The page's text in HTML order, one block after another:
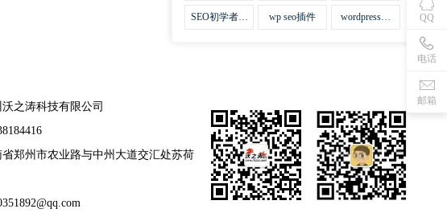
法宝
势
页优化
SEO初学者，
wp seo插件
wordpress插
QQ
电话
邮箱
之涛科技有限公司
郑州市农业路与中州大道交汇处苏荷